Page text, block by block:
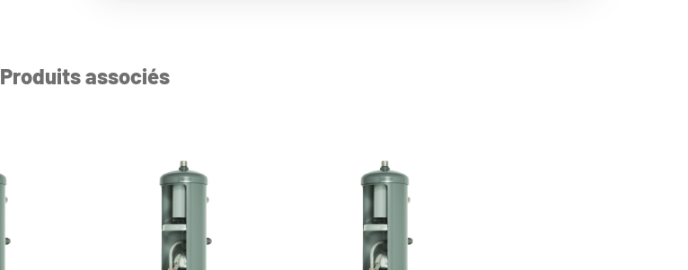
Produits associés